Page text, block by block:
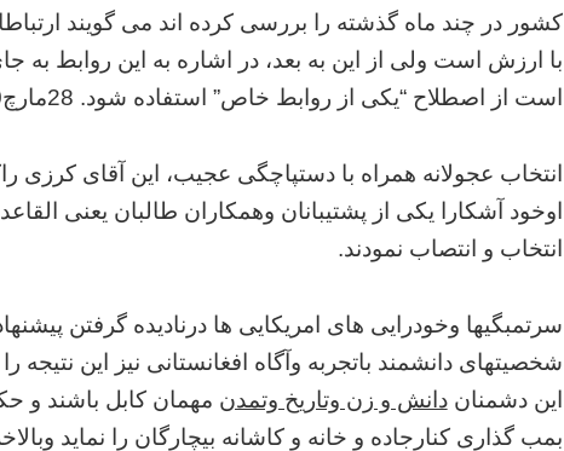
کشور در چند ماه گذشته را بررسی کرده اند می گویند
با ارزش است ولی از این به بعد، در اشاره به این روابط به
است از اصطلاح “یکی از روابط خاص” استفاده شود. 28مارچ2010 / (BBC
انتخاب عجولانه همراه با دستپاچگی عجیب، این آقای کرزی
اوخود آشکارا یکی از پشتیبانان وهمکاران طالبان یعنی
انتخاب و انتصاب نمودند.
سرتمبگیها وخودرایی های امریکایی ها درنادیده گرفتن
شخصیتهای دانشمند باتجربه وآگاه افغانستانی نیز این نتیجه
این دشمناندانش و زن وتاریخ وتمدن مهمان کابل باشند و
بمب گذاری کنارجاده و خانه و کاشانه بیچارگان را نماید